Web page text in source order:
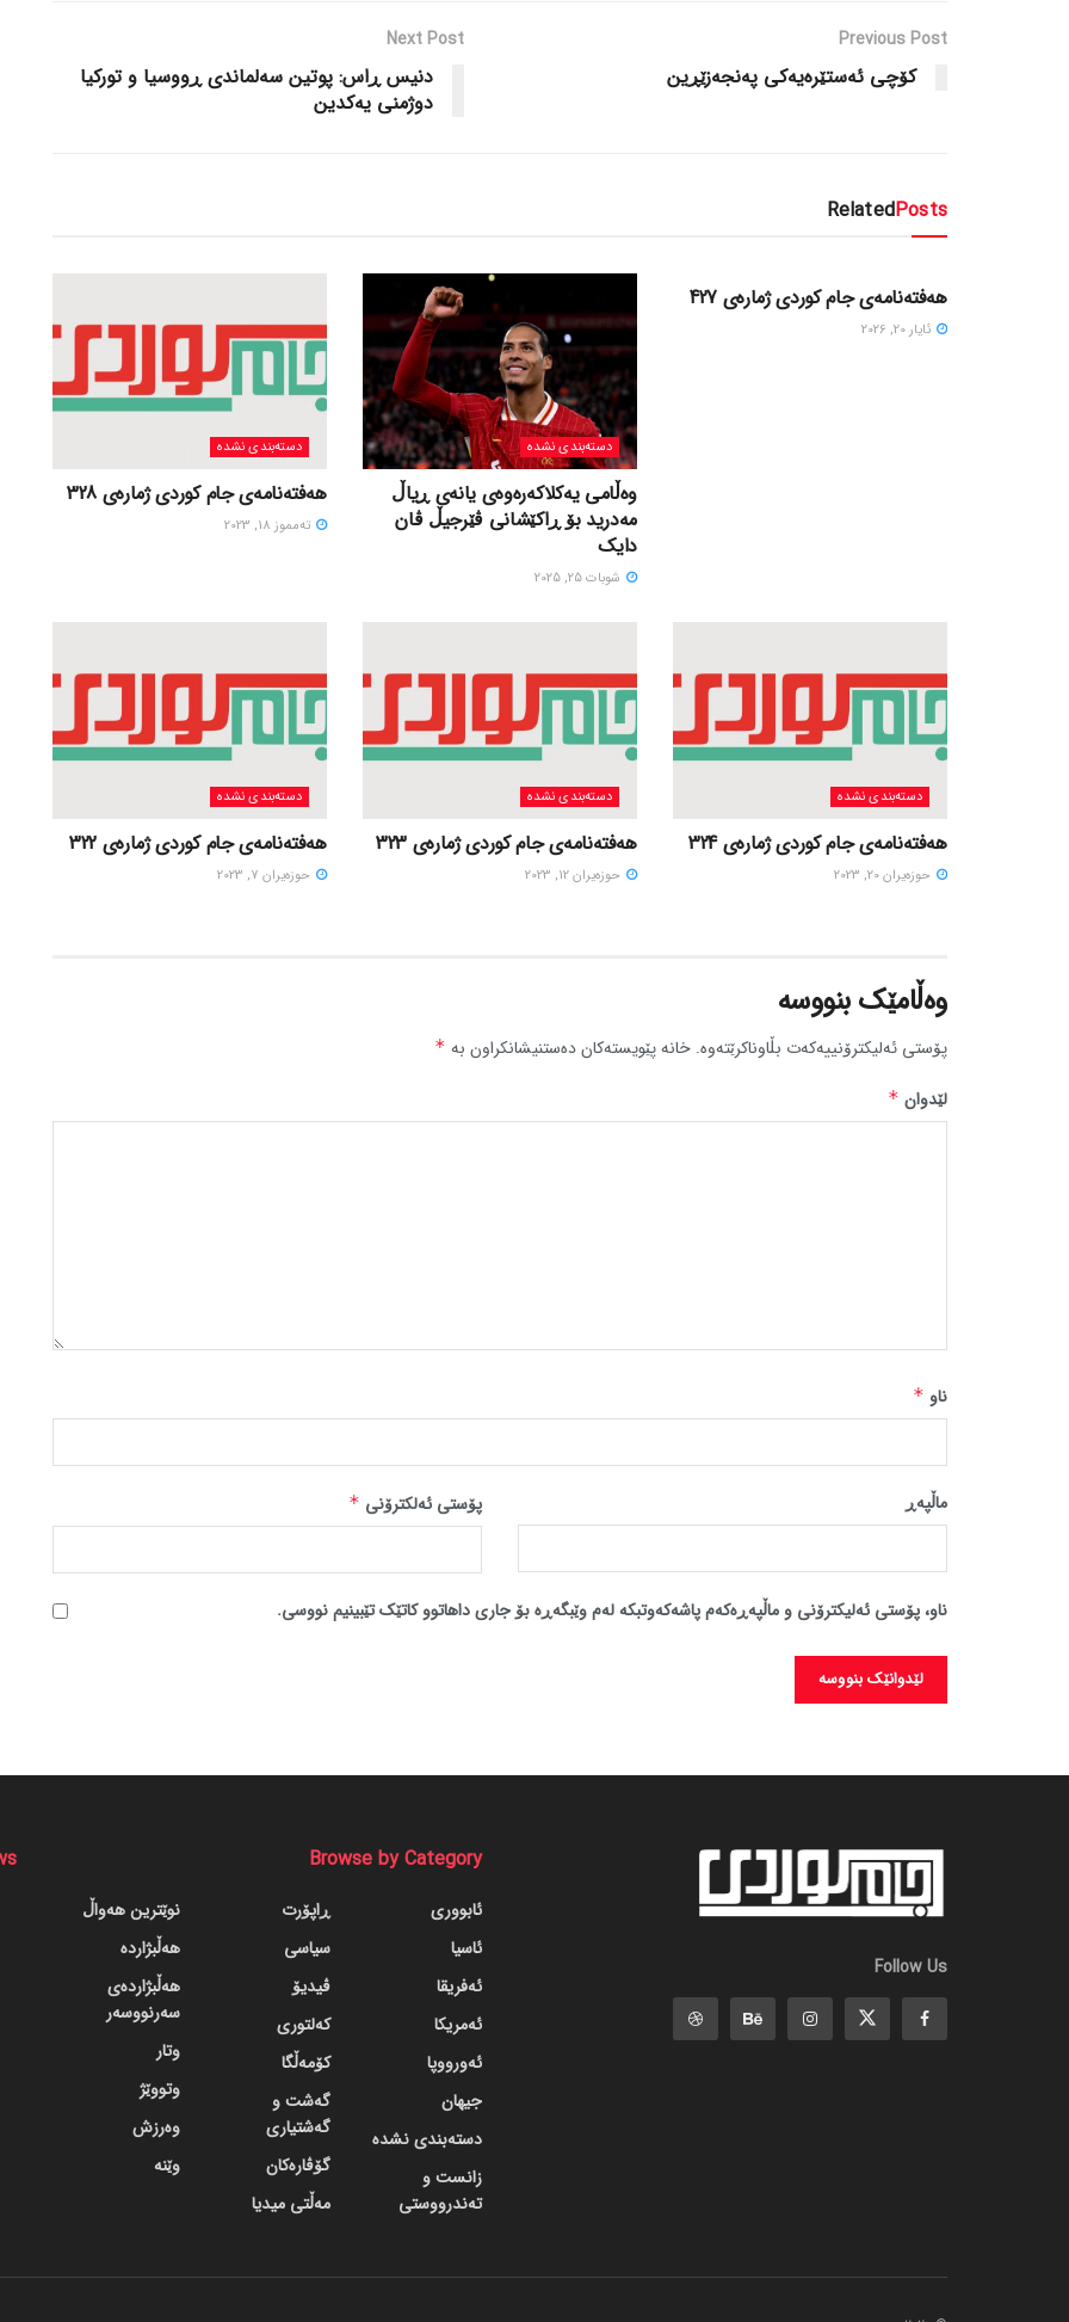
Previous Post
کۆچی ئه‌ستێره‌یه‌کی په‌نجه‌زێڕین
Next Post
دنیس ڕاس: پوتین سه‌لماندی ڕووسیا و تورکیا
دوژمنی یه‌کدین
RelatedPosts
هەفتەنامەی جام کوردی ژمارەی 427
ئایار 20, 2026
دسته‌بندی نشده
وەڵامی یەکلاکەرەوەی یانەی ڕیاڵ
مەدرید بۆ ڕاکێشانی ڤێرجیڵ ڤان
دایک
شوبات 25, 2025
دسته‌بندی نشده
هەفتەنامەی جام کوردی ژمارەی 328
ته‌مموز 18, 2023
دسته‌بندی نشده
هەفتەنامەی جام کوردی ژمارەی 324
حوزه‌یران 20, 2023
دسته‌بندی نشده
هەفتەنامەی جام کوردی ژمارەی 323
حوزه‌یران 12, 2023
دسته‌بندی نشده
هەفتەنامەی جام کوردی ژمارەی 322
حوزه‌یران 7, 2023
وەڵامێک بنووسە
پۆستی ئەلیکترۆنییەکەت بڵاوناکرێتەوە. خانە پێویستەکان دەستنیشانکراون بە *
لێدوان *
ناو *
پۆستی ئەلکترۆنی * ماڵپه‌ڕ
ناو، پۆستی ئەلیکترۆنی و ماڵپەڕەکەم پاشەکەوتبکە لەم وێبگەڕە بۆ جاری داهاتوو کاتێک تێبینیم نووسی.
Follow Us
Browse by Category
ئابووری
ئاسیا
ئەفریقا
ئەمریکا
ئەورووپا
جیهان
دسته‌بندی نشده
زانست و
تەندرووستی
ڕاپۆرت
سیاسی
ڤیدیۆ
کەلتوری
کۆمەڵگا
گه‌شت و
گه‌شتیاری
گۆڤاره‌کان
مەڵتی میدیا
نوێترین هەواڵ
هەڵبژاردە
هەڵبژاردەی
سەرنووسەر
وتار
وتووێژ
وەرزش
وێنە